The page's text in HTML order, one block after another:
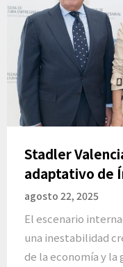
Stadler
adaptativo de
agosto 22, 2025
El escenario
una inestabilidad
de la economía y la